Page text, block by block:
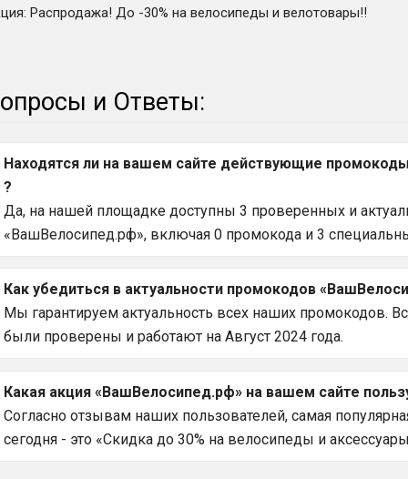
: Распродажа! До -30% на велосипеды и велотовары!!
и Ответы:
Находятся ли на вашем сайте действующие
?
Да, на нашей площадке доступны 3 проверенных и
«ВашВелосипед.рф», включая 0 промокода и 3
Как убедиться в актуальности промокодов
Мы гарантируем актуальность всех наших промокодов.
были проверены и работают на Август 2024 года.
Какая акция «ВашВелосипед.рф» на вашем сайте
Согласно отзывам наших пользователей, самая
сегодня - это «Скидка до 30% на велосипеды и